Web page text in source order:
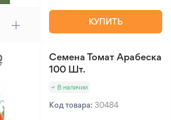
КУПИТЬ
Семена Томат Арабеска
100 Шт.
В наличии
Код товара: 30484